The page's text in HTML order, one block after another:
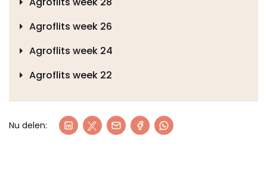
Agroflits week 26
Agroflits week 24
Agroflits week 22
Nu delen: